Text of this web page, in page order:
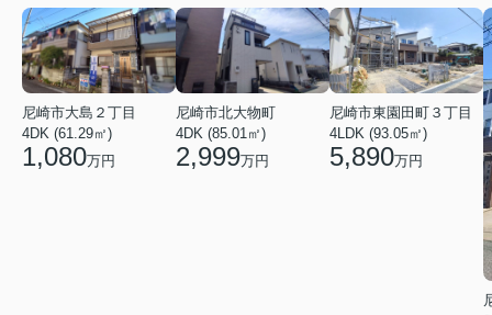
尼崎市大島２丁目
4DK (61.29㎡)
1,080万円
尼崎市北大物町
4DK (85.01㎡)
2,999万円
尼崎市東園田町３丁目
4LDK (93.05㎡)
5,890万円